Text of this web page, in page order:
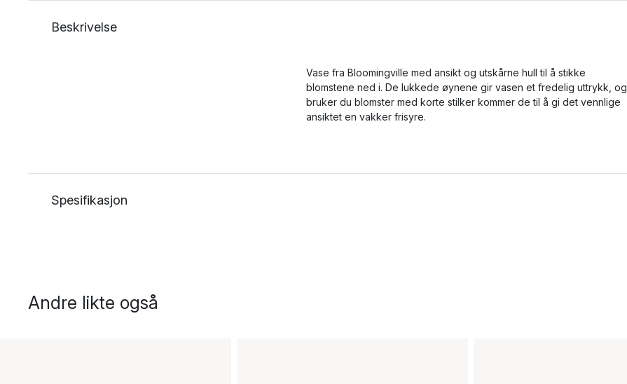
Beskrivelse
Vase fra Bloomingville med ansikt og utskårne hull til å stikke
blomstene ned i. De lukkede øynene gir vasen et fredelig uttrykk, og
bruker du blomster med korte stilker kommer de til å gi det vennlige
ansiktet en vakker frisyre.
Spesifikasjon
Andre likte også